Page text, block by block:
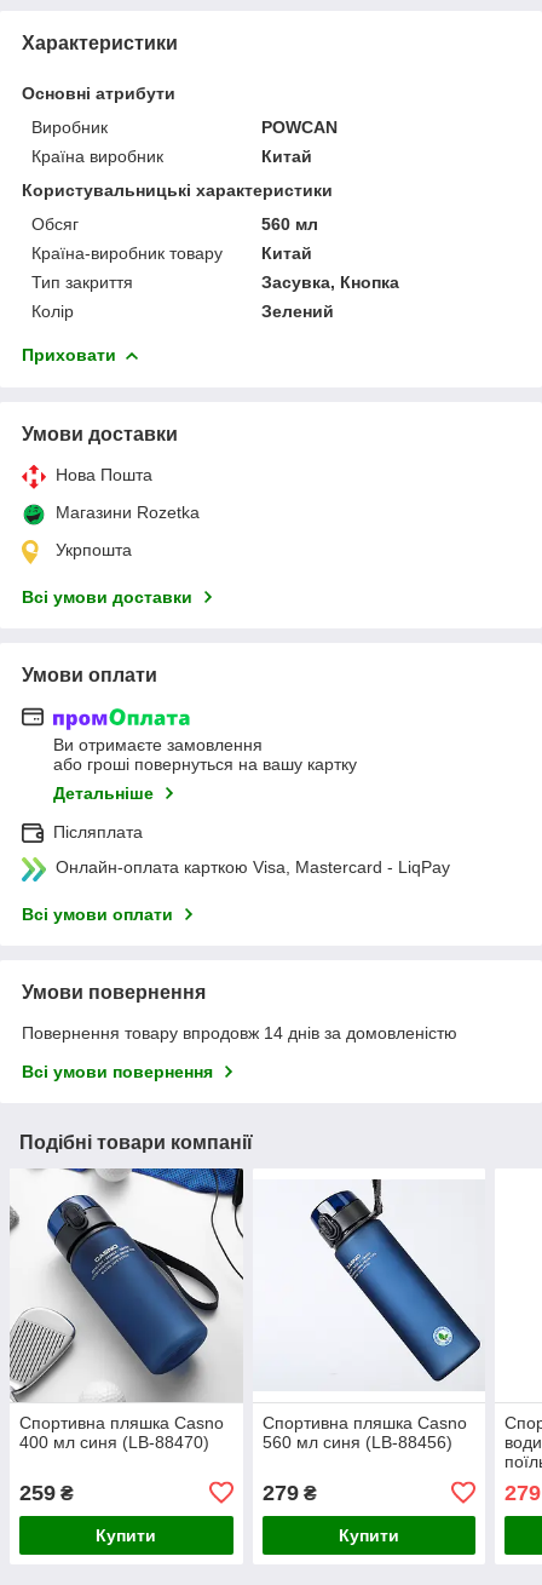
Характеристики
Основні атрибути
Виробник
POWCAN
Країна виробник
Китай
Користувальницькі характеристики
Обсяг
560 мл
Країна-виробник товару
Китай
Тип закриття
Засувка, Кнопка
Колір
Зелений
Приховати
Умови доставки
Нова Пошта
Магазини Rozetka
Укрпошта
Всі умови доставки
Умови оплати
Ви отримаєте замовлення
або гроші повернуться на вашу картку
Детальніше
Післяплата
Онлайн-оплата карткою Visa, Mastercard - LiqPay
Всі умови оплати
Умови повернення
Повернення товару впродовж 14 днів за домовленістю
Всі умови повернення
Подібні товари компанії
Спортивна пляшка Сasno
400 мл синя (LB-88470)
259 ₴
Купити
Спортивна пляшка Сasno
560 мл синя (LB-88456)
279₴
Купити
(LB-
279